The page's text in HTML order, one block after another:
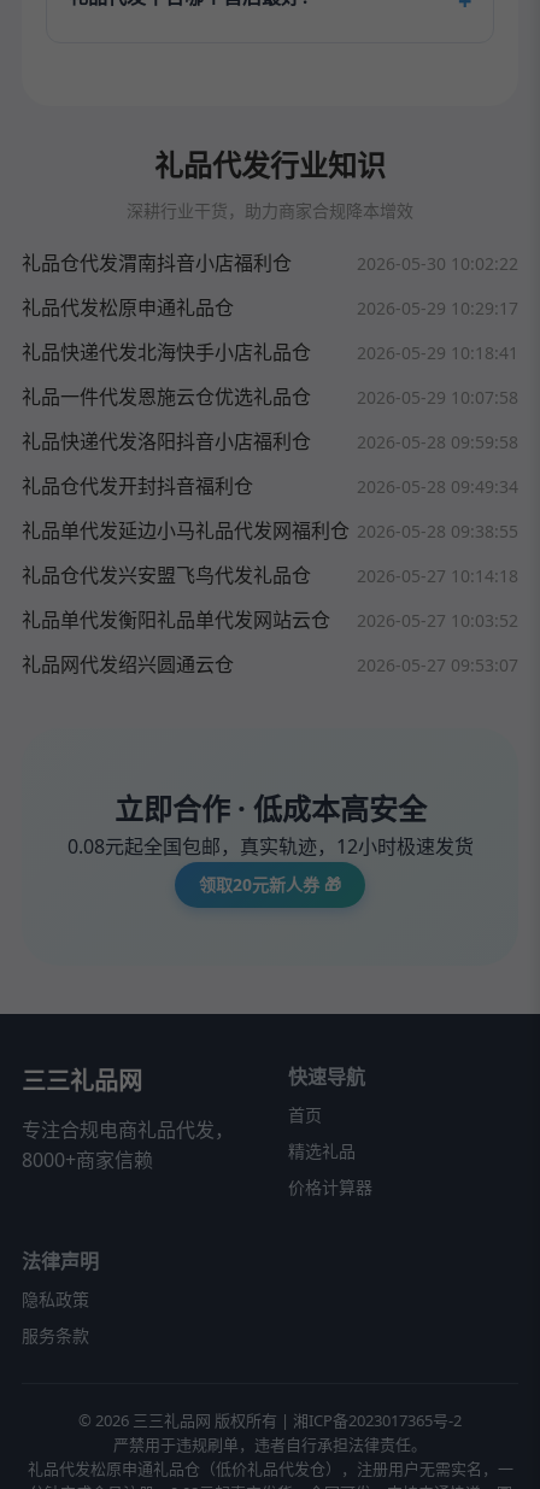
礼品代发行业知识
深耕行业干货，助力商家合规降本增效
礼品仓代发渭南抖音小店福利仓 2026-05-30 10:02:22
礼品代发松原申通礼品仓 2026-05-29 10:29:17
礼品快递代发北海快手小店礼品仓 2026-05-29 10:18:41
礼品一件代发恩施云仓优选礼品仓 2026-05-29 10:07:58
礼品快递代发洛阳抖音小店福利仓 2026-05-28 09:59:58
礼品仓代发开封抖音福利仓 2026-05-28 09:49:34
礼品单代发延边小马礼品代发网福利仓 2026-05-28 09:38:55
礼品仓代发兴安盟飞鸟代发礼品仓 2026-05-27 10:14:18
礼品单代发衡阳礼品单代发网站云仓 2026-05-27 10:03:52
礼品网代发绍兴圆通云仓 2026-05-27 09:53:07
立即合作 · 低成本高安全
0.08元起全国包邮，真实轨迹，12小时极速发货
领取20元新人券 🎁
三三礼品网
专注合规电商礼品代发，
8000+商家信赖
快速导航
首页
精选礼品
价格计算器
法律声明
隐私政策
服务条款
© 2026 三三礼品网 版权所有 | 湘ICP备2023017365号-2
严禁用于违规刷单，违者自行承担法律责任。
礼品代发松原申通礼品仓（低价礼品代发仓），注册用户无需实名，一